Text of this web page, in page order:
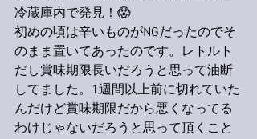
冷蔵庫内で発見！😱
初めの頃は辛いものがNGだったのでそ
のまま置いてあったのです。レトルト
だし賞味期限長いだろうと思って油断
してました。1週間以上前に切れていた
んだけど賞味期限だから悪くなってる
わけじゃないだろうと思って頂くこと